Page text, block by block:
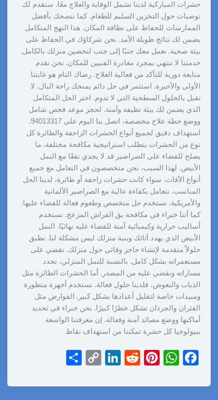
حشرات المباركية لدينا تشمل الوقاية والعلاج معًا. سنقدم لك
توصيات حول التخزين السليم للطعام. كما ننصحك بأفضل
الممارسات للحفاظ على نظافة المكان. هذا النهج المتكامل
يضمن لك نتائج طويلة الأمد. نحن شركاؤك في الحفاظ على
بيئة صحية. نعمل معك جنبًا إلى جنب لتحصين منزلك بالكامل.
خدمتنا لا تنتهي بمجرد مغادرة الفنيين للمكان. نحن نقدم
متابعة دورية للتأكد من فعالية العلاج. رضاك التام هو غايتنا
الأولى والأخيرة. استثمر في حل دائم يمنحك راحة البال. لا
تقبل بالحلول السطحية التي لا تدوم. اختر الحل المتكامل
الذي يضمن لك بيئة نظيفة وآمنة. لحجز موعد فحص شامل
ووضع خطة علاج مخصصة، اتصل بنا اليوم على 94013317.
استهداف دقيق لجميع أنواع الحشرات الزاحفة والطائرة كل
نوع من الحشرات يتطلب استراتيجية مكافحة مختلفة. ما
يصلح للقضاء على الصراصير قد لا يجدي نفعًا مع النمل
الأبيض. لهذا السبب، نحن متخصصون في التعامل مع جميع
أنواع الآفات. سواء كانت حشرات زاحفة أو طائرة، لدينا الحل
المناسب. نتعامل بكفاءة عالية مع الصراصير الألمانية
والأمريكية. نستخدم جل متخصص وطعوم فعالة للقضاء عليها.
كما أننا خبراء في مكافحة بق الفراش المزعج. نستخدم
أساليب حرارية وكيميائية آمنة للقضاء عليه نهائيًا. النمل
الأبيض الذي يهدد أثاثك وبنية منزلك ليس مشكلة لنا. نطبق
حلولاً متقدمة لإنشاء حاجز وقائي حول منزلك. نقضي على
مستعمراته بشكل كامل. بالنسبة للنمل المنزلي، نحدد
مساراته ونقضي عليه من المصدر. أما الحشرات الطائرة مثل
الذباب والبعوض، فلدينا حلول فعالة. نستخدم أجهزة متطورة
ومبيدات خاصة لتقليل أعدادها بشكل كبير. القوارض مثل
الفئران والجرذان تشكل خطرًا كبيرًا. نحن خبراء في تحديد
أماكنها ووضع مصائد آمنة وفعالة. إن معرفتنا الواسعة
ببيولوجيا كل حشرة تمكننا من استهداف نقاط
F
c
W
at
Pi
er
R
d
Li
k
C
p
ar